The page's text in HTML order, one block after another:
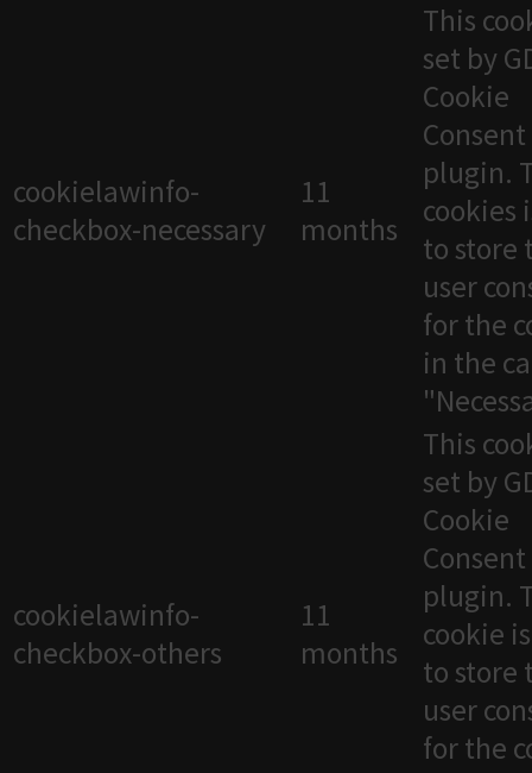
cookielawinfo-
checkbox-necessary
11
months
This
set by
Cookie
Consent
plugin.
cookies
to store
user
for the
in the
cookielawinfo-
checkbox-others
11
months
This
set by
Cookie
Consent
plugin.
cookie
to store
user
for the